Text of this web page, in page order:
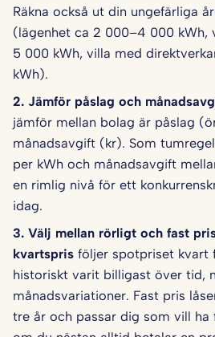
Räkna också ut din ungefärliga
(lägenhet ca 2 000–4 000 kWh,
5 000 kWh, villa med
kWh).
2. Jämför påslag och
jämför mellan bolag är påslag
månadsavgift (kr). Som
per kWh och månadsavgift
en rimlig nivå för ett
idag.
3. Välj mellan rörligt och fast
kvartspris följer spotpriset kvart
historiskt varit billigast över tid,
månadsvariationer. Fast pris
tre år och passar dig som vill ha